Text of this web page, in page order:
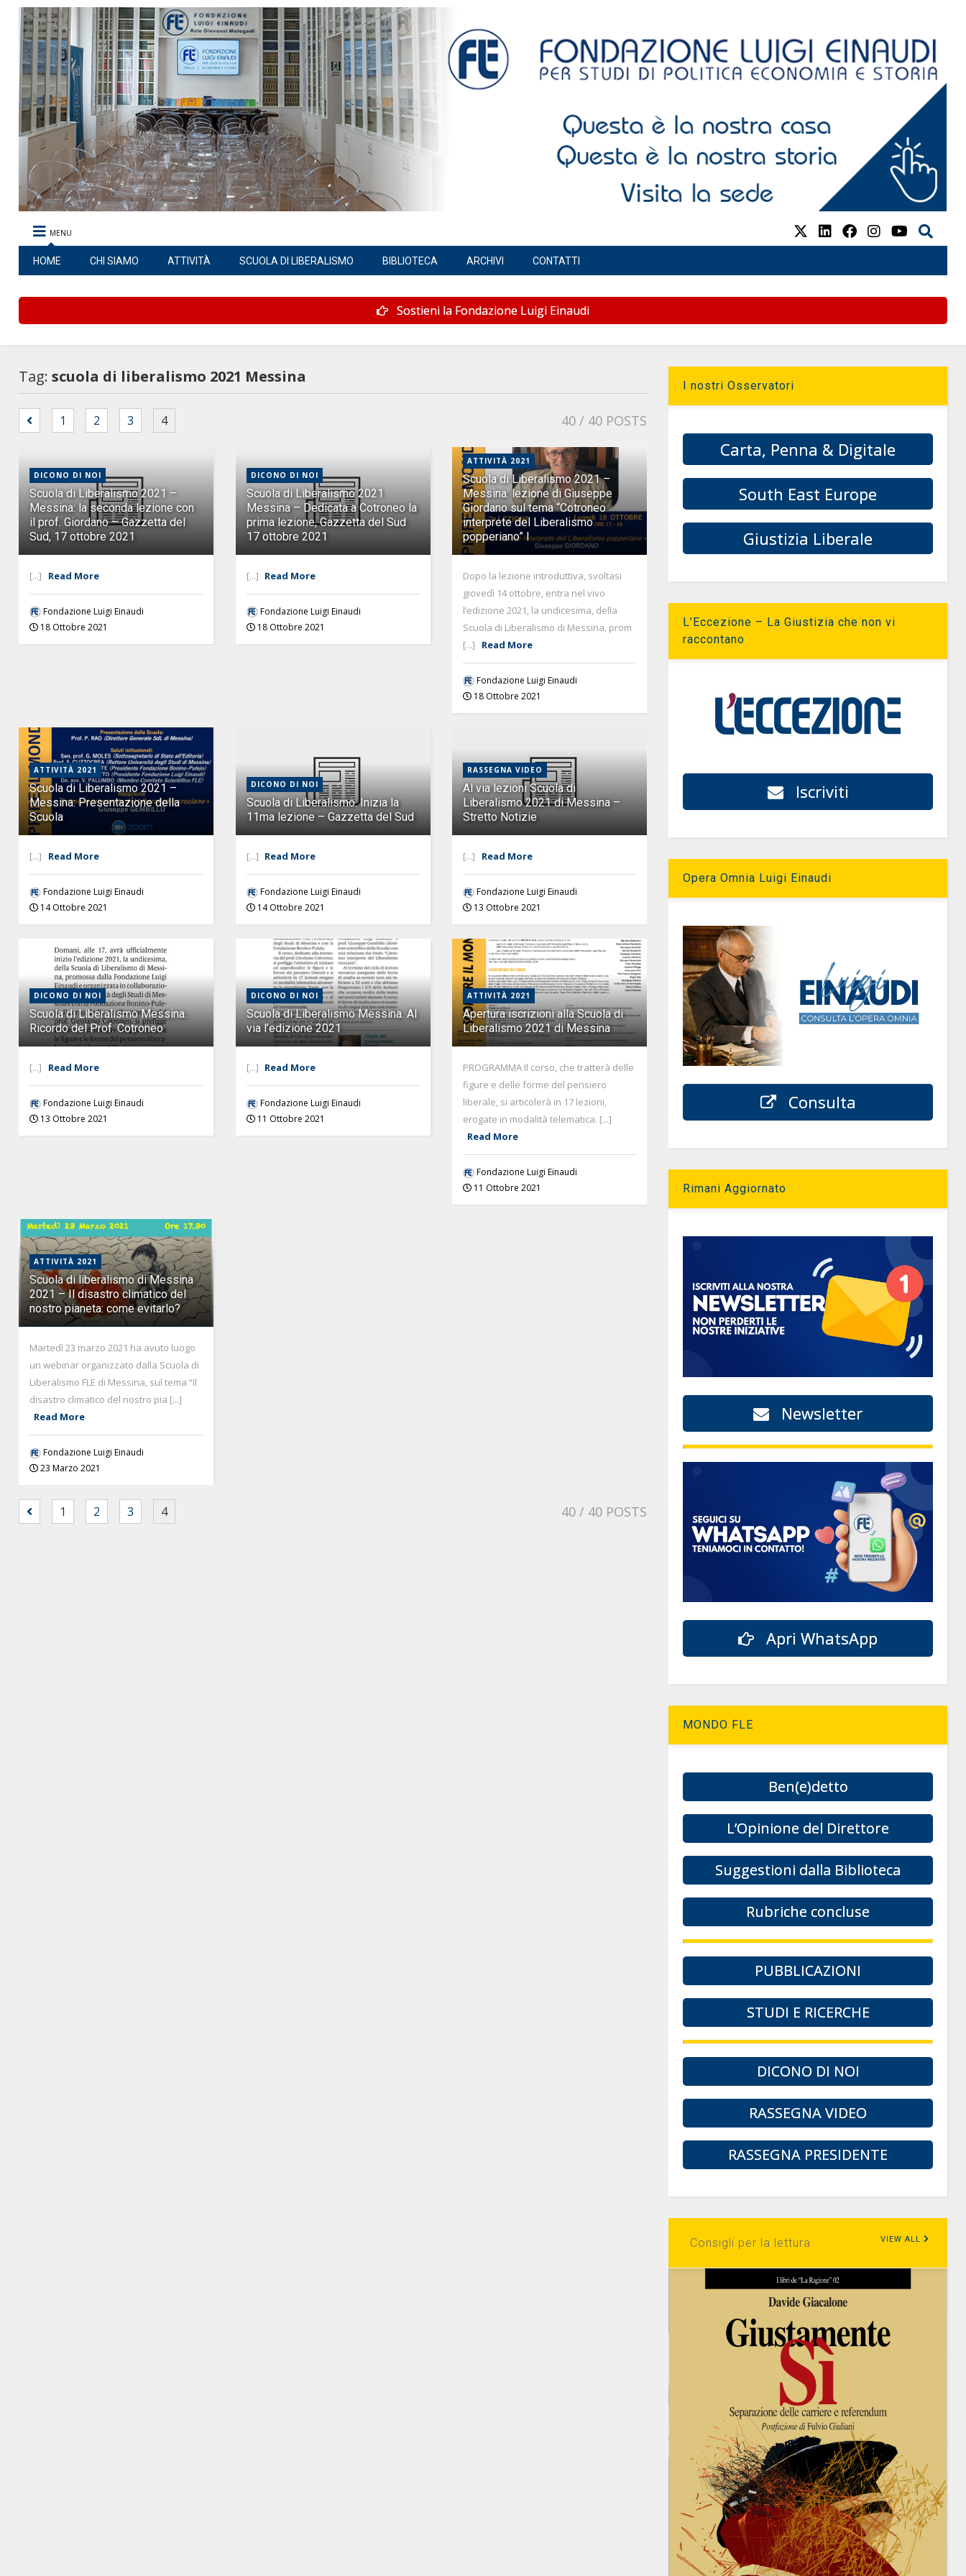
MENU
HOME CHI SIAMO ATTIVITÀ SCUOLA DI LIBERALISMO BIBLIOTECA ARCHIVI CONTATTI
Sostieni la Fondazione Luigi Einaudi
Tag:scuola di liberalismo 2021 Messina
1 2 3 4 40 / 40 POSTS
DICONO DI NOI
Scuola di Liberalismo 2021 –
Messina: la seconda lezione con
il prof. Giordano – Gazzetta del
Sud, 17 ottobre 2021
[...] Read More
Fondazione Luigi Einaudi
18 Ottobre 2021
DICONO DI NOI
Scuola di Liberalismo 2021
Messina – Dedicata a Cotroneo la
prima lezione, Gazzetta del Sud
17 ottobre 2021
[...] Read More
Fondazione Luigi Einaudi
18 Ottobre 2021
ATTIVITÀ 2021
Scuola di Liberalismo 2021 –
Messina: lezione di Giuseppe
Giordano sul tema “Cotroneo
interprete del Liberalismo
popperiano” l
Dopo la lezione introduttiva, svoltasi
giovedì 14 ottobre, entra nel vivo
l’edizione 2021, la undicesima, della
Scuola di Liberalismo di Messina, prom
[...]
Read More
Fondazione Luigi Einaudi
18 Ottobre 2021
ATTIVITÀ 2021
Scuola di Liberalismo 2021 –
Messina: Presentazione della
Scuola
[...] Read More
Fondazione Luigi Einaudi
14 Ottobre 2021
DICONO DI NOI
Scuola di Liberalismo. Inizia la
11ma lezione – Gazzetta del Sud
[...] Read More
Fondazione Luigi Einaudi
14 Ottobre 2021
RASSEGNA VIDEO
Al via lezioni Scuola di
Liberalismo 2021 di Messina –
Stretto Notizie
[...] Read More
Fondazione Luigi Einaudi
13 Ottobre 2021
DICONO DI NOI
Scuola di Liberalismo Messina.
Ricordo del Prof. Cotroneo
[...] Read More
Fondazione Luigi Einaudi
13 Ottobre 2021
DICONO DI NOI
Scuola di Liberalismo Messina. Al
via l’edizione 2021
[...] Read More
Fondazione Luigi Einaudi
11 Ottobre 2021
ATTIVITÀ 2021
Apertura iscrizioni alla Scuola di
Liberalismo 2021 di Messina
PROGRAMMA Il corso, che tratterà delle
figure e delle forme del pensiero
liberale, si articolerà in 17 lezioni,
erogate in modalità telematica. [...]
Read More
Fondazione Luigi Einaudi
11 Ottobre 2021
ATTIVITÀ 2021
Scuola di liberalismo di Messina
2021 – Il disastro climatico del
nostro pianeta: come evitarlo?
Martedì 23 marzo 2021 ha avuto luogo
un webinar organizzato dalla Scuola di
Liberalismo FLE di Messina, sul tema “Il
disastro climatico del nostro pia [...]
Read More
Fondazione Luigi Einaudi
23 Marzo 2021
1 2 3 4 40 / 40 POSTS
I nostri Osservatori
Carta, Penna & Digitale
South East Europe
Giustizia Liberale
L’Eccezione – La Giustizia che non vi
raccontano
Iscriviti
Opera Omnia Luigi Einaudi
Consulta
Rimani Aggiornato
Newsletter
Apri WhatsApp
MONDO FLE
Ben(e)detto
L’Opinione del Direttore
Suggestioni dalla Biblioteca
Rubriche concluse
PUBBLICAZIONI
STUDI E RICERCHE
DICONO DI NOI
RASSEGNA VIDEO
RASSEGNA PRESIDENTE
Consigli per la lettura VIEW ALL